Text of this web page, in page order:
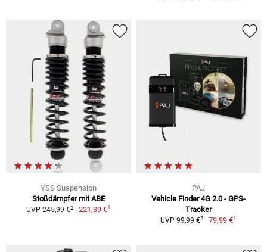
YSS Suspension
Stoßdämpfer mit ABE
UVP 245,99 €2 221,39 €1
PAJ
Vehicle Finder 4G 2.0 - GPS-
Tracker
UVP 99,99 €2 79,99 €1